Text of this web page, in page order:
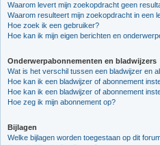
Waarom levert mijn zoekopdracht geen
Waarom resulteert mijn zoekopdracht in een
Hoe zoek ik een gebruiker?
Hoe kan ik mijn eigen berichten en
Onderwerpabonnementen en bladwijzers
Wat is het verschil tussen een bladwijzer en
Hoe kan ik een bladwijzer of abonnement
Hoe kan ik een bladwijzer of abonnement
Hoe zeg ik mijn abonnement op?
Bijlagen
Welke bijlagen worden toegestaan op dit